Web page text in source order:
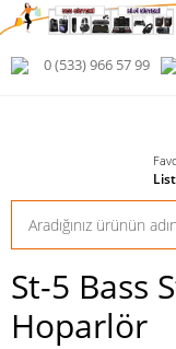
0 (533) 966 57 99
St-5 Bass
Hoparlör